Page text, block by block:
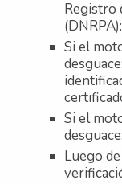
Registro
(DNRPA):
Si el
Si el
desguace:
Luego